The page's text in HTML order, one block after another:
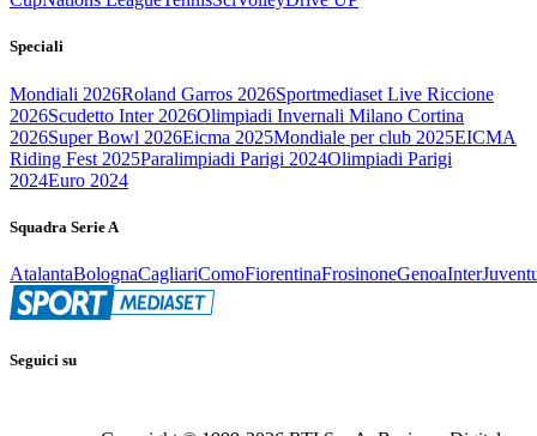
Speciali
Mondiali 2026Roland Garros 2026Sportmediaset Live Riccione
2026Scudetto Inter 2026Olimpiadi Invernali Milano Cortina
2026Super Bowl 2026Eicma 2025Mondiale per club 2025EICMA
Riding Fest 2025Paralimpiadi Parigi 2024Olimpiadi Parigi
2024Euro 2024
Squadra Serie A
AtalantaBolognaCagliariComoFiorentinaFrosinoneGenoaInter
Seguici su